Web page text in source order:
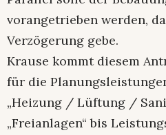
vorangetrieben werden,
Verzögerung gebe.
Krause kommt diesem
für die
„Heizung / Lüftung /
„Freianlagen“ bis